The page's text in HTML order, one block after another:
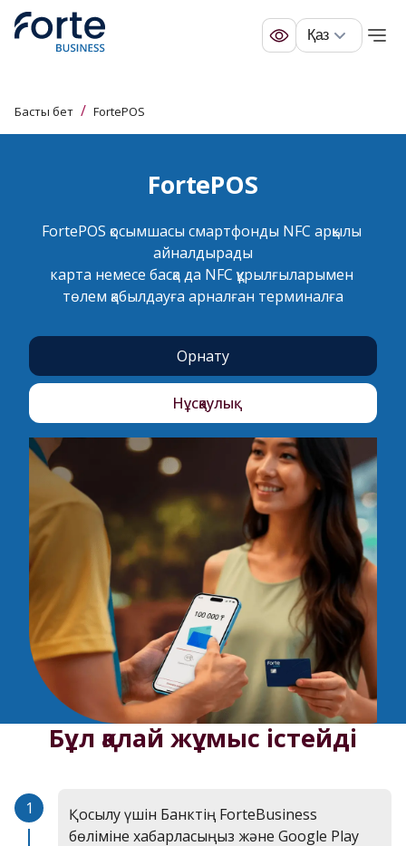
Қаз
Басты бет / FortePOS
FortePOS
FortePOS қосымшасы смартфонды NFC арқылы
айналдырады
карта немесе басқа да NFC құрылғыларымен
төлем қабылдауға арналған терминалға
Орнату
Нұсқаулық
Бұл қалай жұмыс істейді
1
Қосылу үшін Банктің ForteBusiness
бөліміне хабарласыңыз және Google Play